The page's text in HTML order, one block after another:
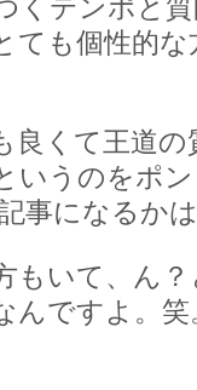
ても個性的
良くて王道
いうのをポ
事になるか
もいて、ん
んですよ。